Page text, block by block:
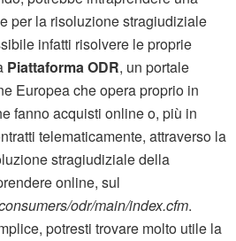
per la risoluzione stragiudiziale
infatti risolvere le proprie
Piattaforma ODR, un portale
Europea che opera proprio in
fanno acquisti online o, più in
telematicamente, attraverso la
stragiudiziale della
online, sul
odr/main/index.cfm.
potresti trovare molto utile la